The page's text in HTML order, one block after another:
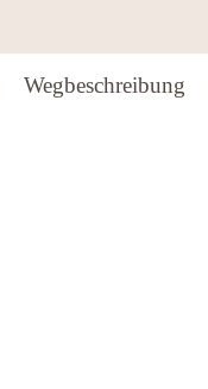
Wegbeschreibung